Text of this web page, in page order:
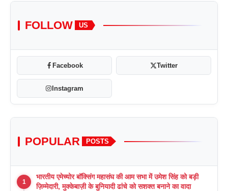
FOLLOW US
Facebook Twitter
Instagram
POPULAR POSTS
1
भारतीय एमेच्योर बॉक्सिंग महासंघ की आम सभा में उमेश सिंह को बड़ी
ज़िम्मेदारी, मुक्केबाज़ी के बुनियादी ढांचे को सशक्त बनाने का वादा